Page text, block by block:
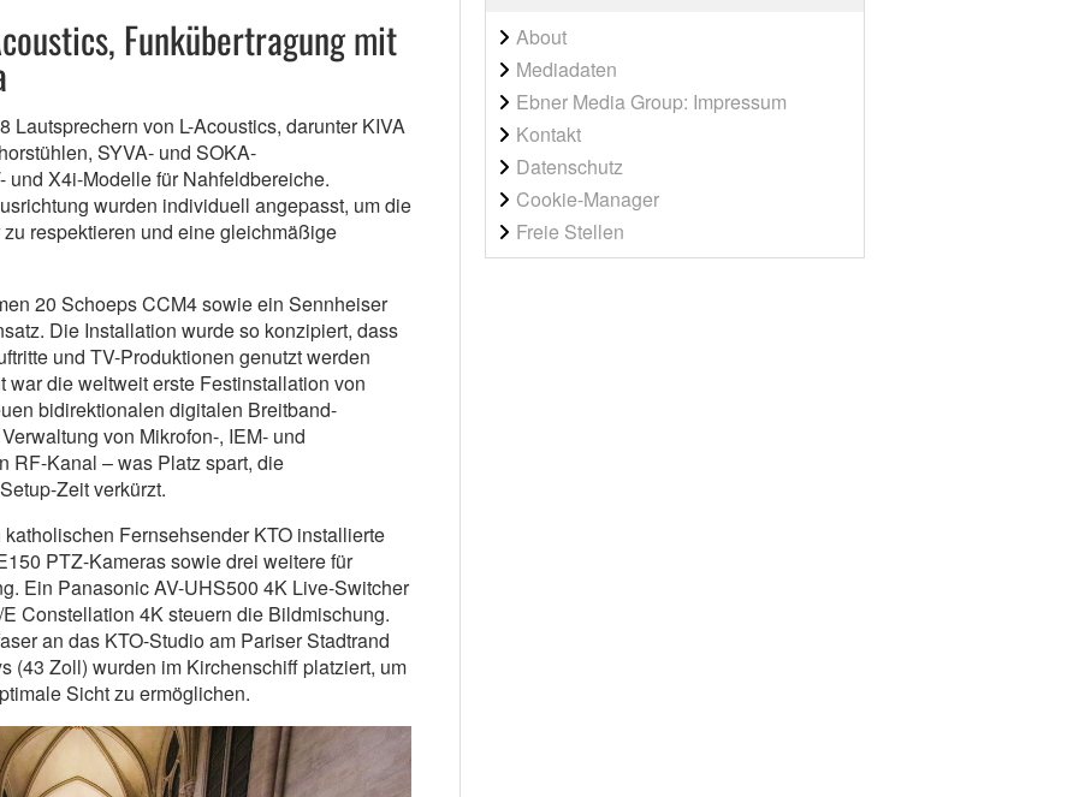
Funkübertragung mit
Lautsprechern von L-Acoustics, darunter KIVA
SYVA- und SOKA-
X4i-Modelle für Nahfeldbereiche.
wurden individuell angepasst, um die
respektieren und eine gleichmäßige
20 Schoeps CCM4 sowie ein Sennheiser
Die Installation wurde so konzipiert, dass
und TV-Produktionen genutzt werden
die weltweit erste Festinstallation von
bidirektionalen digitalen Breitband-
von Mikrofon-, IEM- und
RF-Kanal – was Platz spart, die
Zeit verkürzt.
Fernsehsender KTO installierte
PTZ-Kameras sowie drei weitere für
Ein Panasonic AV-UHS500 4K Live-Switcher
Constellation 4K steuern die Bildmischung.
an das KTO-Studio am Pariser Stadtrand
(43 Zoll) wurden im Kirchenschiff platziert, um
Sicht zu ermöglichen.
About
Mediadaten
Ebner Media Group: Impressum
Kontakt
Datenschutz
Cookie-Manager
Freie Stellen